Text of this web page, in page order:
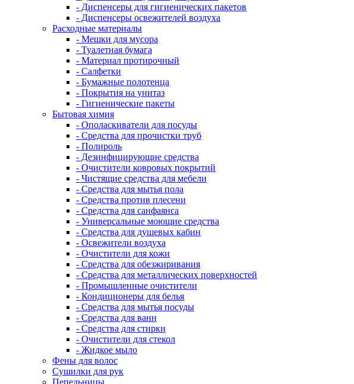
- Диспенсеры для гигиенических пакетов
- Диспенсеры освежителей воздуха
Расходные материалы
- Мешки для мусора
- Туалетная бумага
- Материал протирочный
- Салфетки
- Бумажные полотенца
- Покрытия на унитаз
- Гигиенические пакеты
Бытовая химия
- Ополаскиватели для посуды
- Средства для прочистки труб
- Полироль
- Дезинфицирующие средства
- Очистители ковровых покрытий
- Чистящие средства для мебели
- Средства для мытья пола
- Средства против плесени
- Средства для санфаянса
- Универсальные моющие средства
- Средства для душевых кабин
- Освежители воздуха
- Очистители для кожи
- Средства для обезжиривания
- Средства для металлических поверхностей
- Промышленные очистители
- Кондиционеры для белья
- Средства для мытья посуды
- Средства для ванн
- Средства для стирки
- Очистители для стекол
- Жидкое мыло
Фены для волос
Сушилки для рук
Пепельницы